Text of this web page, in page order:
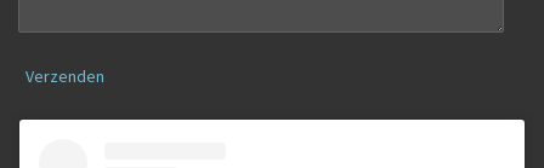
Verzenden